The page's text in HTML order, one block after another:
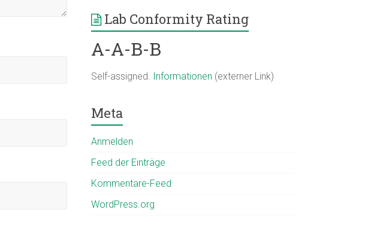
Lab Conformity Rating
A-A-B-B
Self-assigned. Informationen (externer Link)
Meta
Anmelden
Feed der Einträge
Kommentare-Feed
WordPress.org